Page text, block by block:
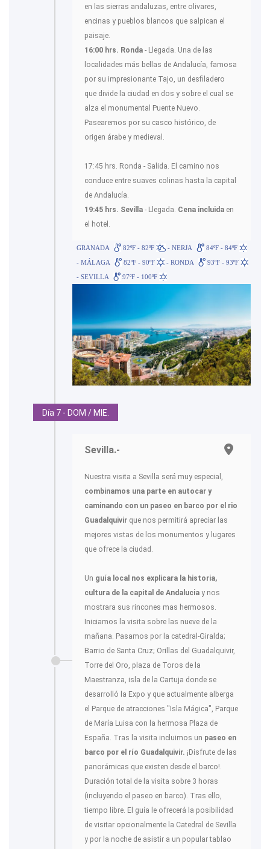
en las sierras andaluzas, entre olivares,
encinas y pueblos blancos que salpican el
paisaje.
16:00 hrs. Ronda - Llegada. Una de las
localidades más bellas de Andalucía, famosa
por su impresionante Tajo, un desfiladero
que divide la ciudad en dos y sobre el cual se
alza el monumental Puente Nuevo.
Pasearemos por su casco histórico, de
origen árabe y medieval.
17:45 hrs. Ronda - Salida. El camino nos
conduce entre suaves colinas hasta la capital
de Andalucía.
19:45 hrs. Sevilla - Llegada. Cena incluida en
el hotel.
GRANADA 82ºF - 82ºF - NERJA
84ºF - 84ºF
- MÁLAGA
82ºF - 90ºF - RONDA
93ºF - 93ºF
- SEVILLA
97ºF - 100ºF
Día 7 - DOM / MIE.
Sevilla.-
Nuestra visita a Sevilla será muy especial,
combinamos una parte en autocar y
caminando con un paseo en barco por el rio
Guadalquivir que nos permitirá apreciar las
mejores vistas de los monumentos y lugares
que ofrece la ciudad.
Un guía local nos explicara la historia,
cultura de la capital de Andalucia y nos
mostrara sus rincones mas hermosos.
Iniciamos la visita sobre las nueve de la
mañana. Pasamos por la catedral-Giralda;
Barrio de Santa Cruz; Orillas del Guadalquivir,
Torre del Oro, plaza de Toros de la
Maestranza, isla de la Cartuja donde se
desarrolló la Expo y que actualmente alberga
el Parque de atracciones "Isla Mágica", Parque
de María Luisa con la hermosa Plaza de
España. Tras la visita incluimos un paseo en
barco por el río Guadalquivir. ¡Disfrute de las
panorámicas que existen desde el barco!.
Duración total de la visita sobre 3 horas
(incluyendo el paseo en barco). Tras ello,
tiempo libre. El guía le ofrecerá la posibilidad
de visitar opcionalmente la Catedral de Sevilla
y por la noche de asistir a un popular tablao